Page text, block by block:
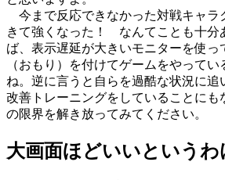
今まで反応できなかった対戦キャラ
きて強くなった！ なんてことも十分
ば、表示遅延が大きいモニターを使っ
（おもり）を付けてゲームをやって
ね。逆に言うと自らを過酷な状況に追
改善トレーニングをしていることにも
の限界を解き放ってみてください。
大画面ほどいいという